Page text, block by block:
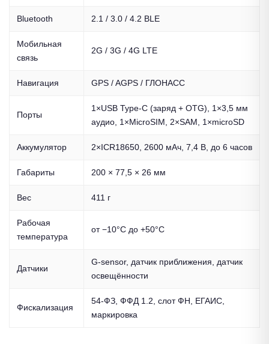
Bluetooth 2.1 / 3.0 / 4.2 BLE
Мобильная
связь
2G / 3G / 4G LTE
Навигация GPS / AGPS / ГЛОНАСС
Порты
1×USB Type-C (заряд + OTG), 1×3,5 мм
аудио, 1×MicroSIM, 2×SAM, 1×microSD
Аккумулятор 2×ICR18650, 2600 мАч, 7,4 В, до 6 часов
Габариты 200 × 77,5 × 26 мм
Вес 411 г
Рабочая
температура
от −10°C до +50°C
Датчики
G-sensor, датчик приближения, датчик
освещённости
Фискализация
54-ФЗ, ФФД 1.2, слот ФН, ЕГАИС,
маркировка